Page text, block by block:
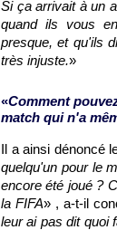
Si ça arrivait à un
quand ils vous
presque, et qu'ils
très injuste.»
«Comment
match qui n'a
Il a ainsi dénoncé
quelqu'un pour le
encore été joué ?
la FIFA» , a-t-il
leur ai pas dit quoi